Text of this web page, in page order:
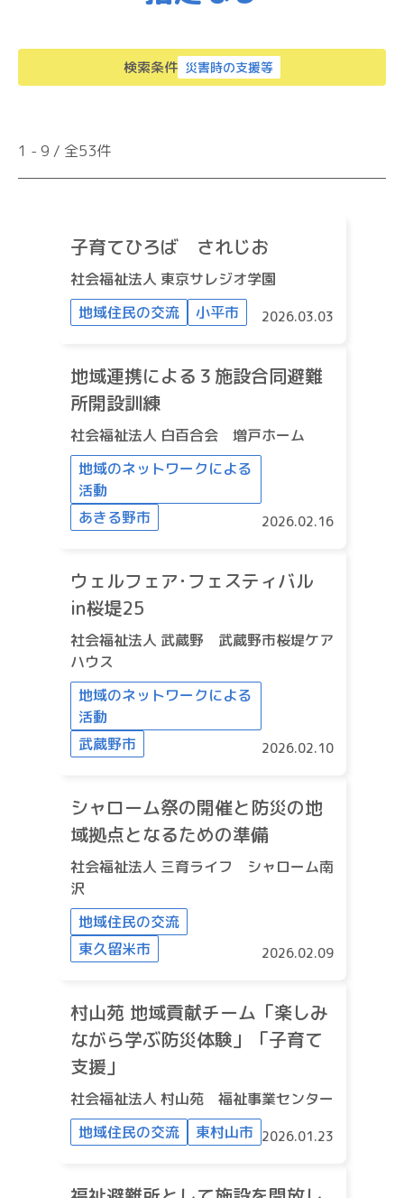
検索条件 災害時の支援等
1 - 9 / 全53件
子育てひろば されじお
社会福祉法人 東京サレジオ学園
地域住民の交流
小平市 2026.03.03
地域連携による３施設合同避難
所開設訓練
社会福祉法人 白百合会 増戸ホーム
地域のネットワークによる
活動
あきる野市
2026.02.16
ウェルフェア･フェスティバル
in桜堤25
社会福祉法人 武蔵野 武蔵野市桜堤ケア
ハウス
地域のネットワークによる
活動
武蔵野市
2026.02.10
シャローム祭の開催と防災の地
域拠点となるための準備
社会福祉法人 三育ライフ シャローム南
沢
地域住民の交流
東久留米市
2026.02.09
村山苑 地域貢献チーム「楽しみ
ながら学ぶ防災体験」「子育て
支援」
社会福祉法人 村山苑 福祉事業センター
地域住民の交流
東村山市 2026.01.23